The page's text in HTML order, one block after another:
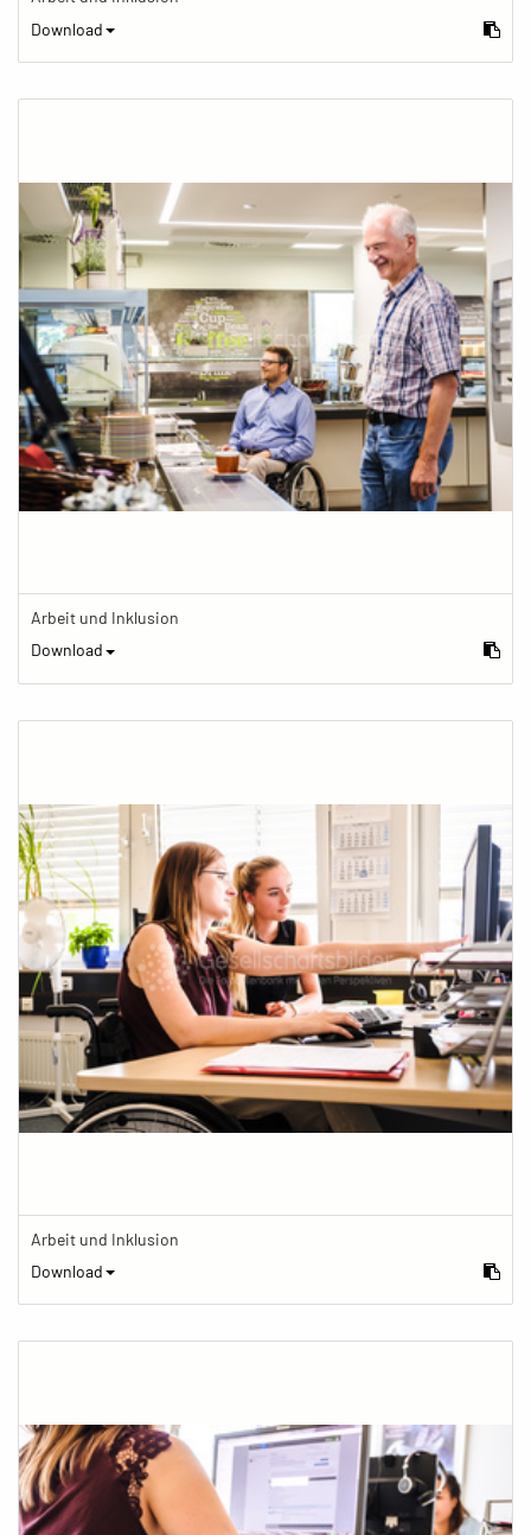
Download
Arbeit und Inklusion
Download
Arbeit und Inklusion
Download